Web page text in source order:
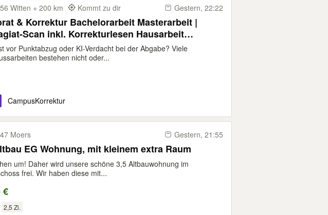
Witten + 200 km Kommt zu dir Gestern, 22:22
& Korrektur Bachelorarbeit Masterarbeit |
Scan inkl. Korrekturlesen Hausarbeit
Master korrigieren lassen
vor Punktabzug oder KI-Verdacht bei der Abgabe? Viele
bestehen nicht oder...
CampusKorrektur
Moers Gestern, 21:55
EG Wohnung, mit kleinem extra Raum
um! Daher wird unsere schöne 3,5 Altbauwohnung im
frei. Wir haben diese mit...
€
2,5 Zi.